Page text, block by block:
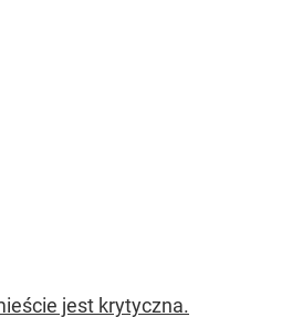
jest krytyczna.